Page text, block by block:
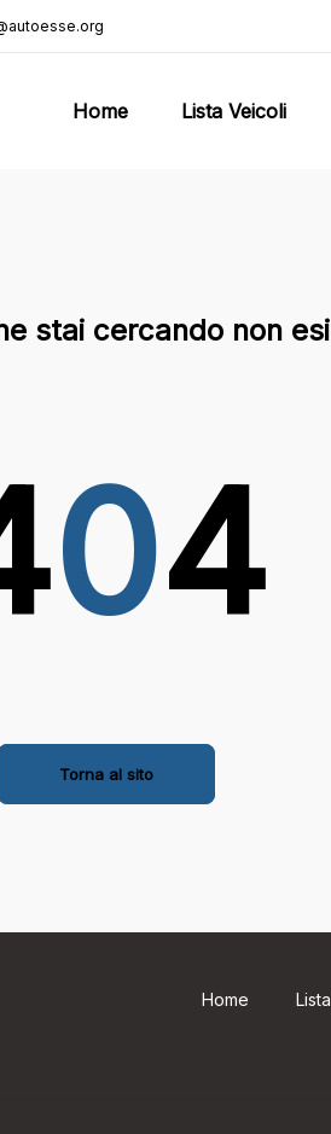
Home Lista Veicoli
stai cercando non
04
Torna al sito
Home